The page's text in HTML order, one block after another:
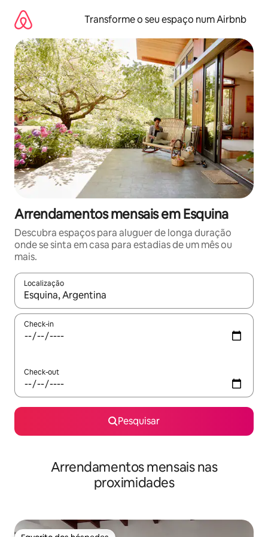
para
conteúdo
Transforme o seu espaço num Airbnb
Arrendamentos mensais em Esquina
Descubra espaços para aluguer de longa duração
onde se sinta em casa para estadias de um mês ou
mais.
Localização
Quando os resultados estiverem disponíveis, navegue com
Check-in
Check-out
Pesquisar
Arrendamentos mensais nas
proximidades